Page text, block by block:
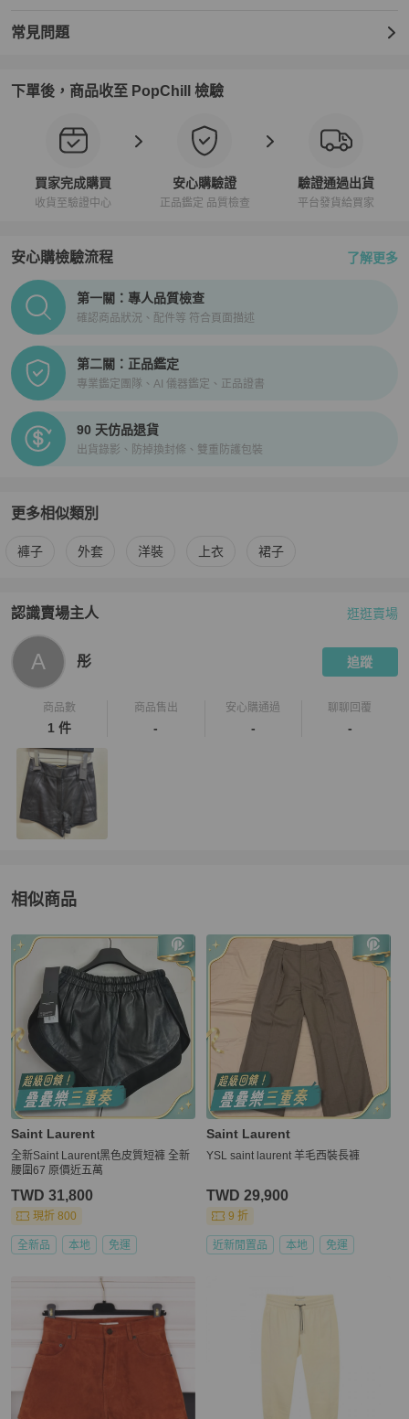
常見問題
下單後，商品收至 PopChill 檢驗
買家完成購買
收貨至驗證中心
安心購驗證
正品鑑定 品質檢查
驗證通過出貨
平台發貨給買家
安心購檢驗流程 了解更多
PopChill拍拍圈正品驗證、安心購檢驗流程介紹
第一關：專人品質檢查
確認商品狀況、配件等 符合頁面描述
第二關：正品鑑定
專業鑑定團隊、AI 儀器鑑定、正品證書
90 天仿品退貨
出貨錄影、防掉換封條、雙重防護包裝
更多相似類別
更多Saint Laurent 女裝相似商品推薦
褲子 外套 洋裝 上衣 裙子
認識賣場主人
PopChill 拍拍圈嚴選賣家
逛逛賣場
A 彤 追蹤
商品數
1 件
商品售出
-
安心購通過
-
聊聊回覆
-
相似商品
更多相似Saint Laurent女裝推薦精品
Saint Laurent
全新Saint Laurent黑色皮質短褲 全新
腰圍67 原價近五萬
TWD 31,800
現折 800
全新品 本地 免運
Saint Laurent
YSL saint laurent 羊毛西裝長褲
TWD 29,900
9 折
近新閒置品 本地 免運